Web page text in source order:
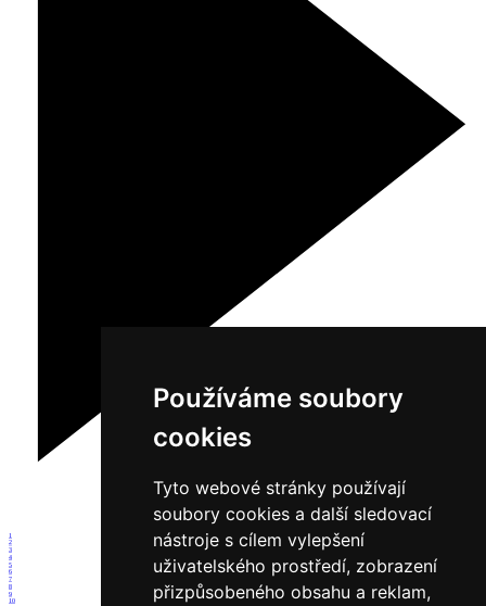
Používáme soubory
cookies
Tyto webové stránky používají
soubory cookies a další sledovací
nástroje s cílem vylepšení
uživatelského prostředí, zobrazení
přizpůsobeného obsahu a reklam,
1
2
3
4
5
6
7
8
9
10